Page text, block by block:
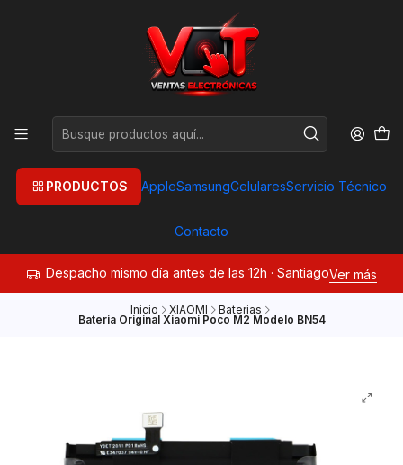
PRODUCTOS AppleSamsungCelularesServicio Técnico
Contacto
Despacho mismo día antes de las 12h · SantiagoVer más
Inicio XIAOMI Baterias
Bateria Original Xiaomi Poco M2 Modelo BN54